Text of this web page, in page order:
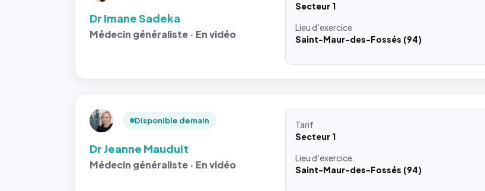
Dr Imane Sadeka
Médecin généraliste · En vidéo
Secteur 1
Lieud'exercice
Saint-Maur-des-Fossés (94)
Disponible demain
Dr Jeanne Mauduit
Médecin généraliste · En vidéo
Tarif
Secteur 1
Lieud'exercice
Saint-Maur-des-Fossés (94)